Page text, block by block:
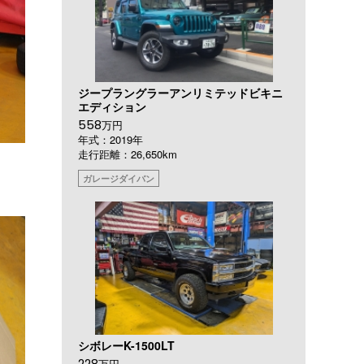
ジープラングラーアンリミテッドビキニ
エディション
558万円
年式：2019年
走行距離：26,650km
ガレージダイバン
シボレーK-1500LT